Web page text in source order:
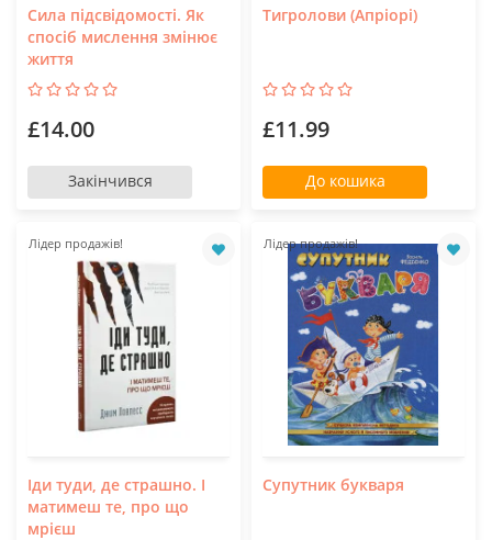
Сила підсвідомості. Як
спосіб мислення змінює
життя
£14.00
Закінчився
Тигролови (Апріорі)
£11.99
До кошика
Лідер продажів!
Іди туди, де страшно. І
матимеш те, про що
мрієш
Лідер продажів!
Супутник букваря